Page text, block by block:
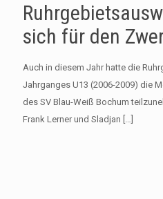
sich für den
Auch in diesem Jahr hatte die
Jahrganges U13 (2006-2009) die
des SV Blau-Weiß Bochum
Frank Lerner und Sladjan […]